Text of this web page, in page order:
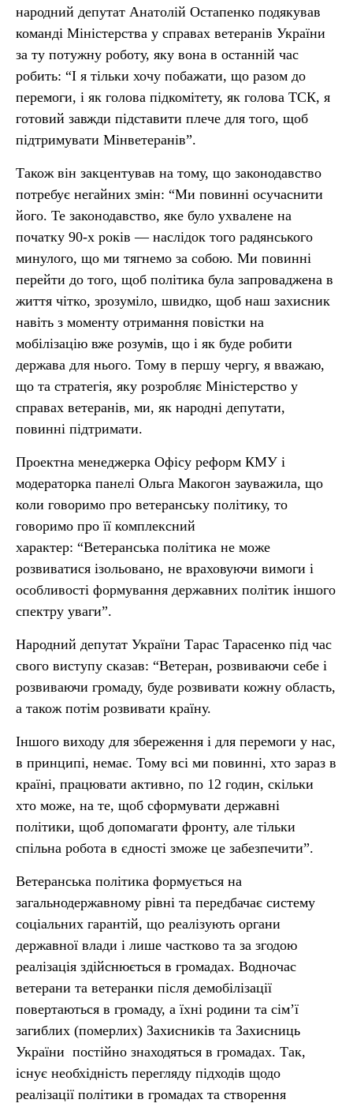
народний депутат Анатолій Остапенко подякував
команді Міністерства у справах ветеранів України
за ту потужну роботу, яку вона в останній час
робить: “І я тільки хочу побажати, що разом до
перемоги, і як голова підкомітету, як голова ТСК, я
готовий завжди підставити плече для того, щоб
підтримувати Мінветеранів”.
Також він закцентував на тому, що законодавство
потребує негайних змін: “Ми повинні осучаснити
його. Те законодавство, яке було ухвалене на
початку 90-х років — наслідок того радянського
минулого, що ми тягнемо за собою. Ми повинні
перейти до того, щоб політика була запроваджена в
життя чітко, зрозуміло, швидко, щоб наш захисник
навіть з моменту отримання повістки на
мобілізацію вже розумів, що і як буде робити
держава для нього. Тому в першу чергу, я вважаю,
що та стратегія, яку розробляє Міністерство у
справах ветеранів, ми, як народні депутати,
повинні підтримати.
Проектна менеджерка Офісу реформ КМУ і
модераторка панелі Ольга Макогон зауважила, що
коли говоримо про ветеранську політику, то
говоримо про її комплексний
характер: “Ветеранська політика не може
розвиватися ізольовано, не враховуючи вимоги і
особливості формування державних політик іншого
спектру уваги”.
Народний депутат України Тарас Тарасенко під час
свого виступу сказав: “Ветеран, розвиваючи себе і
розвиваючи громаду, буде розвивати кожну область,
а також потім розвивати країну.
Іншого виходу для збереження і для перемоги у нас,
в принципі, немає. Тому всі ми повинні, хто зараз в
країні, працювати активно, по 12 годин, скільки
хто може, на те, щоб сформувати державні
політики, щоб допомагати фронту, але тільки
спільна робота в єдності зможе це забезпечити”.
Ветеранська політика формується на
загальнодержавному рівні та передбачає систему
соціальних гарантій, що реалізують органи
державної влади і лише частково та за згодою
реалізація здійснюється в громадах. Водночас
ветерани та ветеранки після демобілізації
повертаються в громаду, а їхні родини та сім’ї
загиблих (померлих) Захисників та Захисниць
України постійно знаходяться в громадах. Так,
існує необхідність перегляду підходів щодо
реалізації політики в громадах та створення